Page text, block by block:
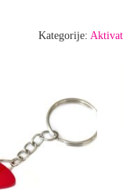
Kategorije: